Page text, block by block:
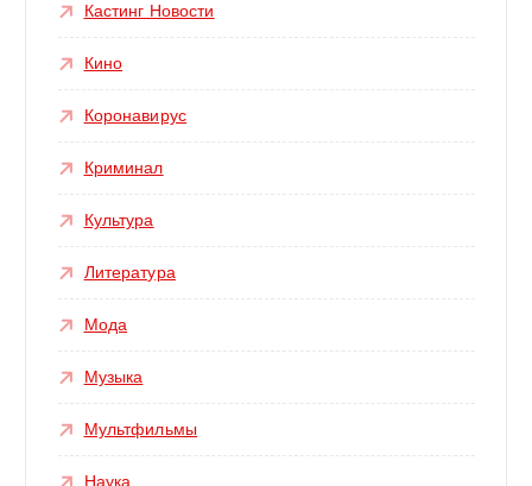
Кастинг Новости
Кино
Коронавирус
Криминал
Культура
Литература
Мода
Музыка
Мультфильмы
Наука